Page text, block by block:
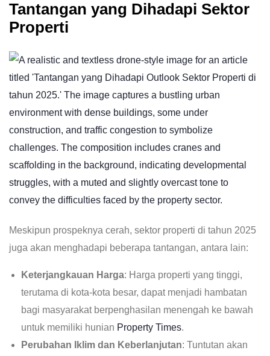
Tantangan yang Dihadapi Sektor
Properti
Meskipun prospeknya cerah, sektor properti di tahun 2025
juga akan menghadapi beberapa tantangan, antara lain:
Keterjangkauan Harga: Harga properti yang tinggi,
terutama di kota-kota besar, dapat menjadi hambatan
bagi masyarakat berpenghasilan menengah ke bawah
untuk memiliki hunian Property Times.
Perubahan Iklim dan Keberlanjutan: Tuntutan akan